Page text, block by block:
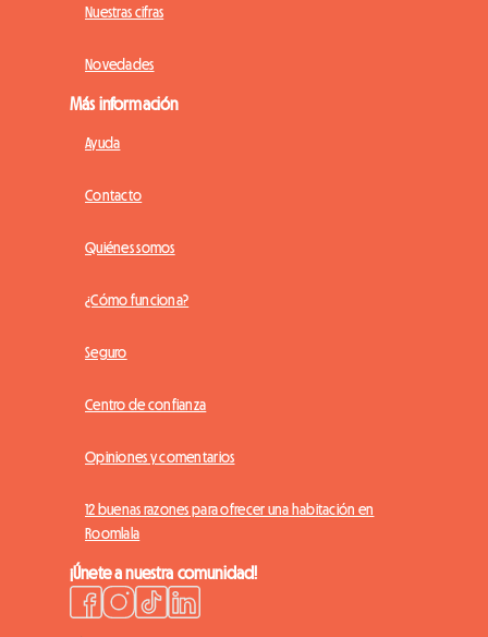
Nuestras cifras
Novedades
Más información
Ayuda
Contacto
Quiénes somos
¿Cómo funciona?
Seguro
Centro de confianza
Opiniones y comentarios
12 buenas razones para ofrecer una habitación en
Roomlala
¡Únete a nuestra comunidad!